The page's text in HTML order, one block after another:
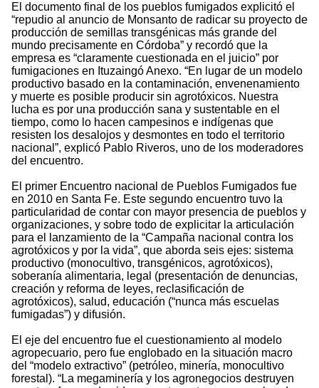
El documento final de los pueblos fumigados explicitó el
“repudio al anuncio de Monsanto de radicar su proyecto de
producción de semillas transgénicas más grande del
mundo precisamente en Córdoba” y recordó que la
empresa es “claramente cuestionada en el juicio” por
fumigaciones en Ituzaingó Anexo. “En lugar de un modelo
productivo basado en la contaminación, envenenamiento
y muerte es posible producir sin agrotóxicos. Nuestra
lucha es por una producción sana y sustentable en el
tiempo, como lo hacen campesinos e indígenas que
resisten los desalojos y desmontes en todo el territorio
nacional”, explicó Pablo Riveros, uno de los moderadores
del encuentro.
El primer Encuentro nacional de Pueblos Fumigados fue
en 2010 en Santa Fe. Este segundo encuentro tuvo la
particularidad de contar con mayor presencia de pueblos y
organizaciones, y sobre todo de explicitar la articulación
para el lanzamiento de la “Campaña nacional contra los
agrotóxicos y por la vida”, que aborda seis ejes: sistema
productivo (monocultivo, transgénicos, agrotóxicos),
soberanía alimentaria, legal (presentación de denuncias,
creación y reforma de leyes, reclasificación de
agrotóxicos), salud, educación (“nunca más escuelas
fumigadas”) y difusión.
El eje del encuentro fue el cuestionamiento al modelo
agropecuario, pero fue englobado en la situación macro
del “modelo extractivo” (petróleo, minería, monocultivo
forestal). “La megaminería y los agronegocios destruyen